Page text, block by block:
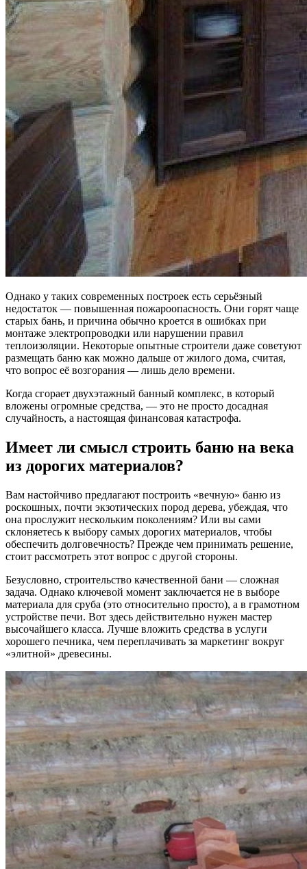
Однако у таких современных построек есть серьёзный
недостаток — повышенная пожароопасность. Они горят чаще
старых бань, и причина обычно кроется в ошибках при
монтаже электропроводки или нарушении правил
теплоизоляции. Некоторые опытные строители даже советуют
размещать баню как можно дальше от жилого дома, считая,
что вопрос её возгорания — лишь дело времени.
Когда сгорает двухэтажный банный комплекс, в который
вложены огромные средства, — это не просто досадная
случайность, а настоящая финансовая катастрофа.
Имеет ли смысл строить баню на века
из дорогих материалов?
Вам настойчиво предлагают построить «вечную» баню из
роскошных, почти экзотических пород дерева, убеждая, что
она прослужит нескольким поколениям? Или вы сами
склоняетесь к выбору самых дорогих материалов, чтобы
обеспечить долговечность? Прежде чем принимать решение,
стоит рассмотреть этот вопрос с другой стороны.
Безусловно, строительство качественной бани — сложная
задача. Однако ключевой момент заключается не в выборе
материала для сруба (это относительно просто), а в грамотном
устройстве печи. Вот здесь действительно нужен мастер
высочайшего класса. Лучше вложить средства в услуги
хорошего печника, чем переплачивать за маркетинг вокруг
«элитной» древесины.